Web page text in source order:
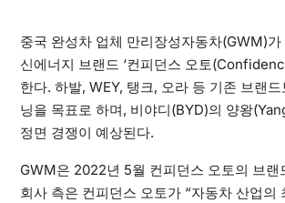
중국 완성차 업체 만리장성자동차(GWM)가
신에너지 브랜드 ‘컨피던스 오토
한다. 하발, WEY, 탱크, 오라 등 기존 브랜
닝을 목표로 하며, 비야디(BYD)의 양왕
정면 경쟁이 예상된다.
GWM은 2022년 5월 컨피던스 오토의 브랜
회사 측은 컨피던스 오토가 “자동차 산업의